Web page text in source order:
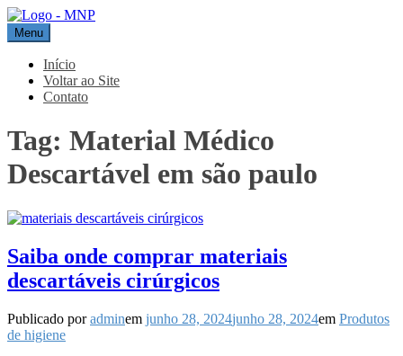
Pular
para
o
conteúdo
MNP
Blog
Menu
Início
Voltar ao Site
Contato
Tag: Material Médico
Descartável em são paulo
Saiba onde comprar materiais
descartáveis cirúrgicos
Publicado poradminem junho 28, 2024junho 28, 2024em Produtos
de higiene